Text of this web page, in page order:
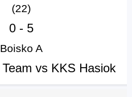
(22)
0 - 5
Boisko A
vs KKS Hasiok